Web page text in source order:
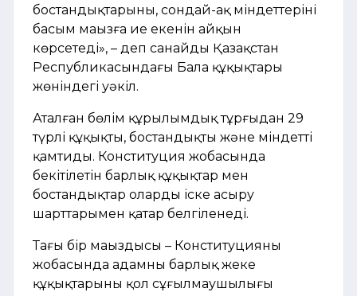
бостандықтарының, сондай-ақ міндеттерінің
басым маңызға ие екенін айқын
көрсетеді», – деп санайды Қазақстан
Республикасындағы Бала құқықтары
жөніндегі уәкіл.
Аталған бөлім құрылымдық тұрғыдан 29
түрлі құқықты, бостандықты және міндетті
қамтиды. Конституция жобасында
бекітілетін барлық құқықтар мен
бостандықтар оларды іске асыру
шарттарымен қатар белгіленеді.
Тағы бір маңыздысы – Конституцияның
жобасында адамның барлық жеке
құқықтарының қол сұғылмаушылығы